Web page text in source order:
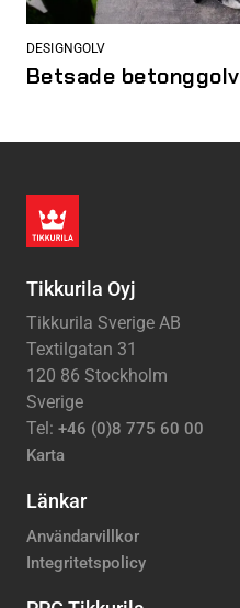
DESIGNGOLV
Betsade betonggolv
Tikkurila Oyj
Tikkurila Sverige AB
Textilgatan 31
120 86 Stockholm
Sverige
Tel: +46 (0)8 775 60 00
Karta
Länkar
Användarvillkor
Integritetspolicy